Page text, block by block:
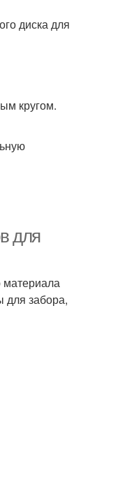
диска для
кругом.
для
материала
для забора,